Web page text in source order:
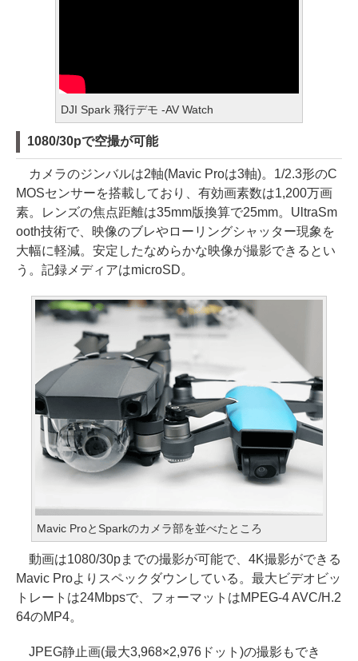
DJI Spark 飛行デモ -AV Watch
1080/30pで空撮が可能
カメラのジンバルは2軸(Mavic Proは3軸)。1/2.3形のC
MOSセンサーを搭載しており、有効画素数は1,200万画
素。レンズの焦点距離は35mm版換算で25mm。UltraSm
ooth技術で、映像のブレやローリングシャッター現象を
大幅に軽減。安定したなめらかな映像が撮影できるとい
う。記録メディアはmicroSD。
Mavic ProとSparkのカメラ部を並べたところ
動画は1080/30pまでの撮影が可能で、4K撮影ができる
Mavic Proよりスペックダウンしている。最大ビデオビッ
トレートは24Mbpsで、フォーマットはMPEG-4 AVC/H.2
64のMP4。
JPEG静止画(最大3,968×2,976ドット)の撮影もでき